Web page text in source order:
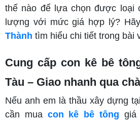
thế nào để lựa chọn được loại
lượng với mức giá hợp lý?
Thành tìm hiểu chi tiết trong bài
Cung cấp con kê bê
Tàu – Giao nhanh qua
Nếu anh em là thầu xây dựng tại
cần mua con kê bê tông